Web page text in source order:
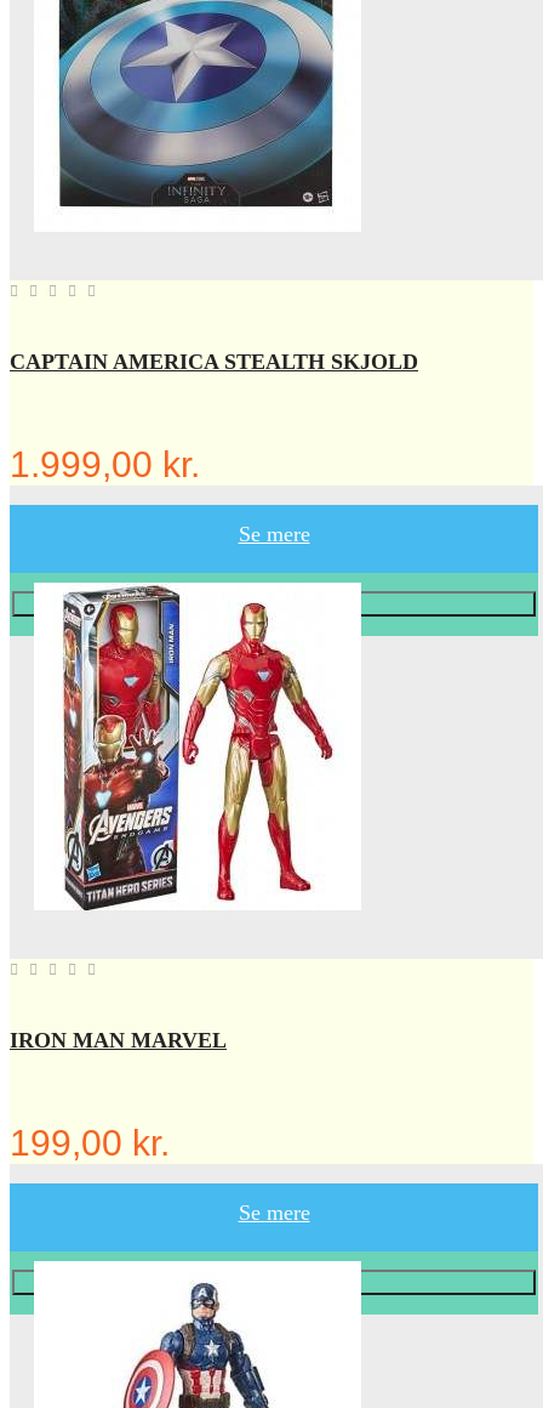
CAPTAIN AMERICA STEALTH SKJOLD
1.999,00 kr.
Se mere
Læg i KURV
IRON MAN MARVEL
199,00 kr.
Se mere